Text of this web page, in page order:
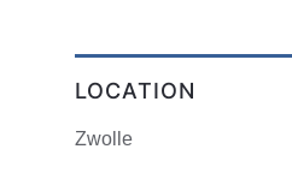
LOCATION
Zwolle